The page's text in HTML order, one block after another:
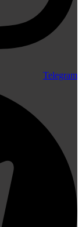
Telegram